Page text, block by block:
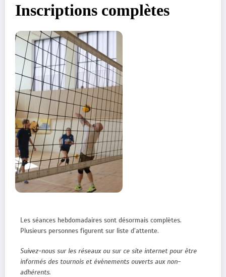
Inscriptions complètes
Les séances hebdomadaires sont désormais complètes.
Plusieurs personnes figurent sur liste d’attente.
Suivez-nous sur les réseaux ou sur ce site internet pour être
informés des tournois et évènements ouverts aux non-
adhérents.